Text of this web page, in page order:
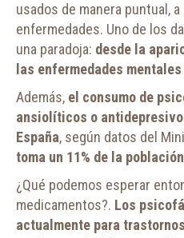
usados de manera puntual,
enfermedades. Uno de los
una paradoja: desde la
las enfermedades
Además, el consumo de
ansiolíticos o
España, según datos del
toma un 11% de la
¿Qué podemos esperar
medicamentos?. Los
actualmente para